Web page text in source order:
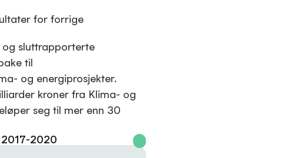
for forrige
sluttrapporterte
til
og energiprosjekter.
kroner fra Klima- og
seg til mer enn 30
2020